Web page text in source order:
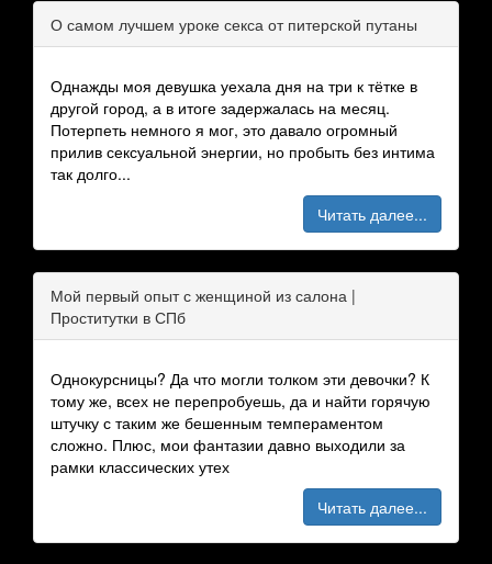
О самом лучшем уроке секса от питерской путаны
Однажды моя девушка уехала дня на три к тётке в
другой город, а в итоге задержалась на месяц.
Потерпеть немного я мог, это давало огромный
прилив сексуальной энергии, но пробыть без интима
так долго...
Читать далее...
Мой первый опыт с женщиной из салона |
Проститутки в СПб
Однокурсницы? Да что могли толком эти девочки? К
тому же, всех не перепробуешь, да и найти горячую
штучку с таким же бешенным темпераментом
сложно. Плюс, мои фантазии давно выходили за
рамки классических утех
Читать далее...